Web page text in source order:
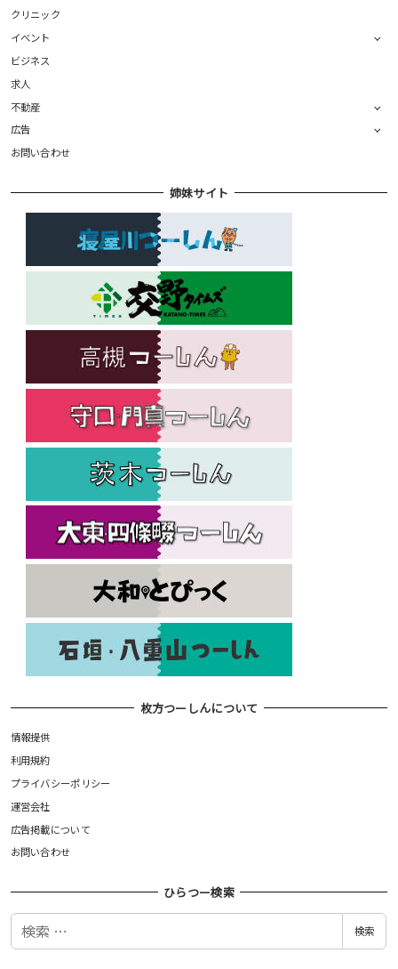
クリニック
イベント
ビジネス
求人
不動産
広告
お問い合わせ
姉妹サイト
枚方つーしんについて
情報提供
利用規約
プライバシーポリシー
運営会社
広告掲載について
お問い合わせ
ひらつー検索
検
検索